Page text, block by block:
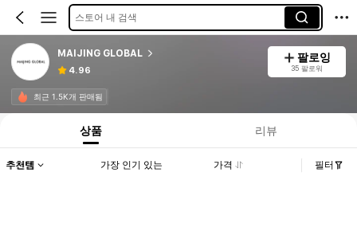
스토어 내 검색
MAIJING GLOBAL
4.96
팔로잉
35 팔로워
최근 1.5K개 판매됨
상품 리뷰
추천템 가장 인기 있는 가격 필터